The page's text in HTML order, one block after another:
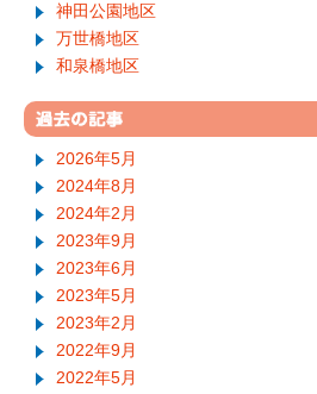
神田公園地区
万世橋地区
和泉橋地区
2026年5月
2024年8月
2024年2月
2023年9月
2023年6月
2023年5月
2023年2月
2022年9月
2022年5月